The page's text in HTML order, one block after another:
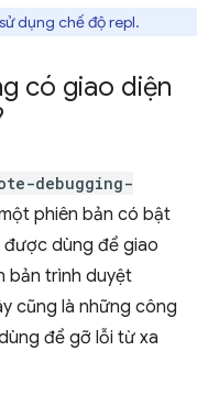
dụng chế độ repl.
có giao diện
debugging-
phiên bản có bật
được dùng để giao
bản trình duyệt
cũng là những công
để gỡ lỗi từ xa